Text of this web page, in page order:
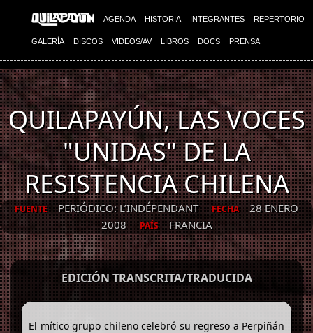
AGENDA HISTORIA INTEGRANTES REPERTORIO
GALERÍA DISCOS VIDEOS/AV LIBROS DOCS PRENSA
QUILAPAYÚN, LAS VOCES
"UNIDAS" DE LA
RESISTENCIA CHILENA
FUENTE PERIÓDICO: L’INDÉPENDANT FECHA
28 ENERO
2008
PAÍS FRANCIA
EDICIÓN TRANSCRITA/TRADUCIDA
El mítico grupo chileno celebró su regreso a Perpiñán